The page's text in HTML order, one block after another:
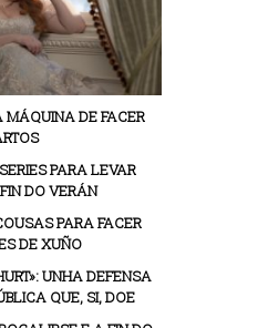
DE FACER
PARA LEVAR
DO VERÁN
PARA FACER
DE XUÑO
UNHA DEFENSA
QUE, SI, DOE